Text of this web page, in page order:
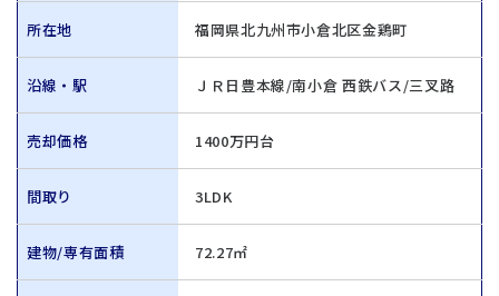
所在地 福岡県北九州市小倉北区金鶏町
沿線・駅 ＪＲ日豊本線/南小倉 西鉄バス/三叉路
売却価格 1400万円台
間取り 3LDK
建物/専有面積 72.27㎡